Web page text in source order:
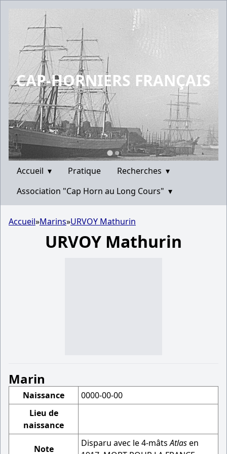
CAP-HORNIERS FRANÇAIS
Accueil ▾ Pratique Recherches ▾
Association "Cap Horn au Long Cours" ▾
Accueil»Marins»URVOY Mathurin
URVOY Mathurin
Marin
Naissance
0000-00-00
Lieu de
naissance
Note
Disparu avec le 4-mâtsAtlasen